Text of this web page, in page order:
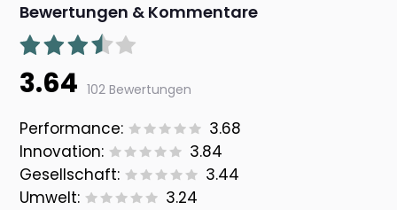
Bewertungen & Kommentare
3.64 102 Bewertungen
Performance:
3.68
Innovation:
3.84
Gesellschaft:
3.44
Umwelt:
3.24